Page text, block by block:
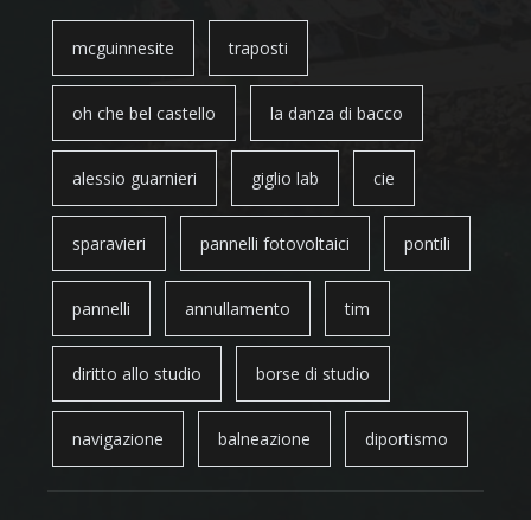
mcguinnesite traposti
oh che bel castello la danza di bacco
alessio guarnieri giglio lab cie
sparavieri pannelli fotovoltaici pontili
pannelli annullamento tim
diritto allo studio borse di studio
navigazione balneazione diportismo